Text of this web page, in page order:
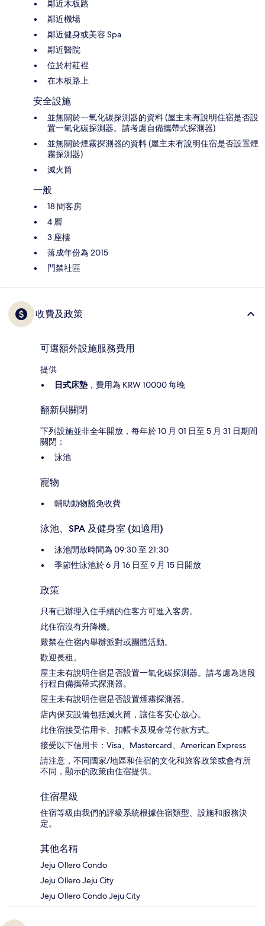
鄰近木板路
鄰近機場
鄰近健身或美容 Spa
鄰近醫院
位於村莊裡
在木板路上
安全設施
並無關於一氧化碳探測器的資料 (屋主未有說明住宿是否設
置一氧化碳探測器。請考慮自備攜帶式探測器)
並無關於煙霧探測器的資料 (屋主未有說明住宿是否設置煙
霧探測器)
滅火筒
一般
18 間客房
4 層
3 座樓
落成年份為 2015
門禁社區
收費及政策
可選額外設施服務費用
提供
日式床墊 ，費用為 KRW 10000 每晚
翻新與關閉
下列設施並非全年開放，每年於 10 月 01 日至 5 月 31 日期間
關閉：
泳池
寵物
輔助動物豁免收費
泳池、SPA 及健身室 (如適用)
泳池開放時間為 09:30 至 21:30
季節性泳池於 6 月 16 日至 9 月 15 日開放
政策
只有已辦理入住手續的住客方可進入客房。
此住宿沒有升降機。
嚴禁在住宿內舉辦派對或團體活動。
歡迎長租。
屋主未有說明住宿是否設置一氧化碳探測器。請考慮為這段
行程自備攜帶式探測器。
屋主未有說明住宿是否設置煙霧探測器。
店內保安設備包括滅火筒，讓住客安心放心。
此住宿接受信用卡、扣帳卡及現金等付款方式。
接受以下信用卡：Visa、Mastercard、American Express
請注意，不同國家/地區和住宿的文化和旅客政策或會有所
不同，顯示的政策由住宿提供。
住宿星級
住宿等級由我們的評級系統根據住宿類型、設施和服務決
定。
其他名稱
Jeju Ollero Condo
Jeju Ollero Jeju City
Jeju Ollero Condo Jeju City